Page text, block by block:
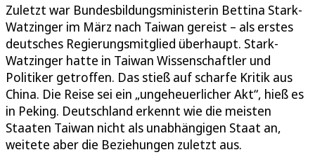
Zuletzt war Bundesbildungsministerin Bettina Stark-
Watzinger im März nach Taiwan gereist – als erstes
deutsches Regierungsmitglied überhaupt. Stark-
Watzinger hatte in Taiwan Wissenschaftler und
Politiker getroffen. Das stieß auf scharfe Kritik aus
China. Die Reise sei ein „ungeheuerlicher Akt“, hieß es
in Peking. Deutschland erkennt wie die meisten
Staaten Taiwan nicht als unabhängigen Staat an,
weitete aber die Beziehungen zuletzt aus.